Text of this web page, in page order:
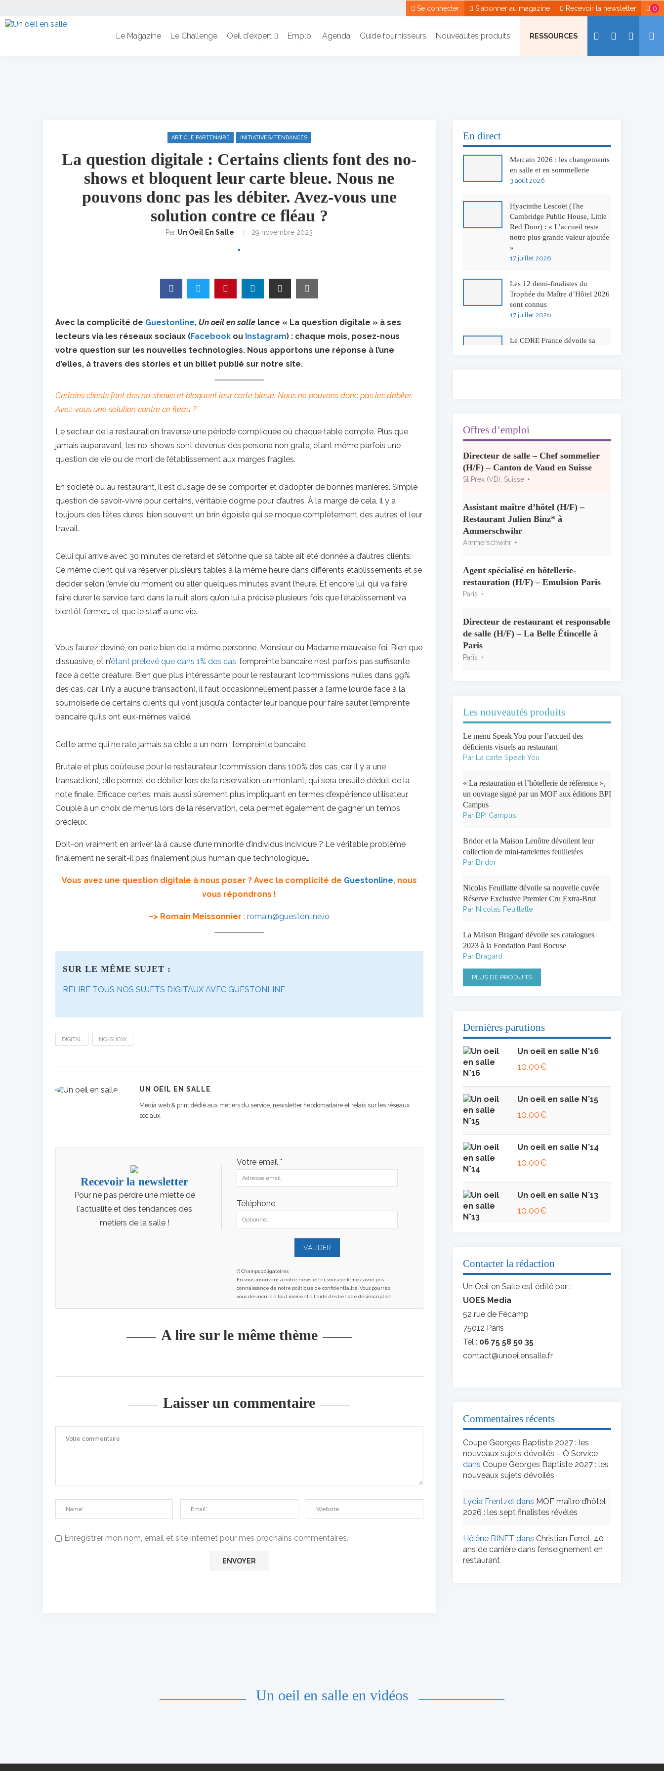
0
Recevoir la newsletter
S'abonner au magazine
Se connecter
Le Magazine Le Challenge Oeil d’expert Emploi Agenda Guide fournisseurs Nouveautés produits RESSOURCES
ARTICLE PARTENAIRE INITIATIVES/TENDANCES
La question digitale : Certains clients font des no-
shows et bloquent leur carte bleue. Nous ne
pouvons donc pas les débiter. Avez-vous une
solution contre ce fléau ?
Par Un Oeil En Salle 29 novembre 2023
Avec la complicité de Guestonline, Un oeil en salle lance « La question digitale » à ses
lecteurs via les réseaux sociaux (Facebook ou Instagram) : chaque mois, posez-nous
votre question sur les nouvelles technologies. Nous apportons une réponse à l’une
d’elles, à travers des stories et un billet publié sur notre site.
Certains clients font des no-shows et bloquent leur carte bleue. Nous ne pouvons donc pas les débiter.
Avez-vous une solution contre ce fléau ?
Le secteur de la restauration traverse une période compliquée où chaque table compte. Plus que
jamais auparavant, les no-shows sont devenus des persona non grata, étant même parfois une
question de vie ou de mort de l’établissement aux marges fragiles.
En société ou au restaurant, il est d’usage de se comporter et d’adopter de bonnes manières. Simple
question de savoir-vivre pour certains, véritable dogme pour d’autres. À la marge de cela, il y a
toujours des têtes dures, bien souvent un brin égoïste qui se moque complètement des autres et leur
travail.
Celui qui arrive avec 30 minutes de retard et s’étonne que sa table ait été donnée à d’autres clients.
Ce même client qui va réserver plusieurs tables à la même heure dans différents établissements et se
décider selon l’envie du moment où aller quelques minutes avant l’heure. Et encore lui, qui va faire
faire durer le service tard dans la nuit alors qu’on lui a précisé plusieurs fois que l’établissement va
bientôt fermer… et que le staff a une vie.
Vous l’aurez deviné, on parle bien de la même personne, Monsieur ou Madame mauvaise foi. Bien que
dissuasive, et n’étant prélevé que dans 1% des cas, l’empreinte bancaire n’est parfois pas suffisante
face à cette créature. Bien que plus intéressante pour le restaurant (commissions nulles dans 99%
des cas, car il n’y a aucune transaction), il faut occasionnellement passer à l’arme lourde face à la
sournoiserie de certains clients qui vont jusqu’à contacter leur banque pour faire sauter l’empreinte
bancaire qu’ils ont eux-mêmes validé.
Cette arme qui ne rate jamais sa cible a un nom : l’empreinte bancaire.
Brutale et plus coûteuse pour le restaurateur (commission dans 100% des cas, car il y a une
transaction), elle permet de débiter lors de la réservation un montant, qui sera ensuite déduit de la
note finale. Efficace certes, mais aussi sûrement plus impliquant en termes d’expérience utilisateur.
Couplé à un choix de menus lors de la réservation, cela permet également de gagner un temps
précieux.
Doit-on vraiment en arriver là à cause d’une minorité d’individus incivique ? Le véritable problème
finalement ne serait-il pas finalement plus humain que technologique…
Vous avez une question digitale à nous poser ? Avec la complicité de Guestonline, nous
vous répondrons !
–> Romain Meissonnier :romain@guestonline.io
SUR LE MÊME SUJET :
RELIRE TOUS NOS SUJETS DIGITAUX AVEC GUESTONLINE
DIGITAL NO-SHOW
UN OEIL EN SALLE
Média web & print dédié aux métiers du service, newsletter hebdomadaire et relais sur les réseaux
sociaux.
Recevoir la newsletter
Pour ne pas perdre une miette de
l'actualité et des tendances des
métiers de la salle !
Votre email *
Téléphone
(*) Champs obligatoires
En vous inscrivant à notre newsletter, vous confirmez avoir pris
connaissance de notre politique de confidentialité. Vous pourrez
vous désincrire à tout moment à l'aide des liens de désinscription
A lire sur le même thème
Laisser un commentaire
Enregistrer mon nom, email et site internet pour mes prochains commentaires.
En direct
Mercato 2026 : les changements
en salle et en sommellerie
3 août 2026
Hyacinthe Lescoët (The
Cambridge Public House, Little
Red Door) : « L’accueil reste
notre plus grande valeur ajoutée
»
17 juillet 2026
Les 12 demi-finalistes du
Trophée du Maître d’Hôtel 2026
sont connus
17 juillet 2026
Le CDRE France dévoile sa
Concours général des métiers
« CSR » 2026 : le palmarès
officiel
10 juillet 2026
la Bourgogne
7 juillet 2026
Georges Blanc
3 juillet 2026
Offres d’emploi
Directeur de salle – Chef sommelier
(H/F) – Canton de Vaud en Suisse
St Prex (VD), Suisse
Assistant maître d’hôtel (H/F) –
Restaurant Julien Binz* à
Ammerschwihr
Ammerschwihr
Agent spécialisé en hôtellerie-
restauration (H/F) – Emulsion Paris
Paris
Directeur de restaurant et responsable
de salle (H/F) – La Belle Étincelle à
Paris
Paris
Les nouveautés produits
Le menu Speak You pour l’accueil des
déficients visuels au restaurant
Par La carte Speak You
« La restauration et l’hôtellerie de référence »,
un ouvrage signé par un MOF aux éditions BPI
Campus
Par BPI Campus
Bridor et la Maison Lenôtre dévoilent leur
collection de mini-tartelettes feuilletées
Par Bridor
Nicolas Feuillatte dévoile sa nouvelle cuvée
Réserve Exclusive Premier Cru Extra-Brut
Par Nicolas Feuillatte
La Maison Bragard dévoile ses catalogues
2023 à la Fondation Paul Bocuse
Par Bragard
PLUS DE PRODUITS
Dernières parutions
Un oeil en salle N°16
10,00€
Un oeil en salle N°15
10,00€
Un oeil en salle N°14
10,00€
Un oeil en salle N°13
10,00€
Contacter la rédaction
Un Oeil en Salle est édité par :
UOES Media
52 rue de Fécamp
75012 Paris
Tél : 06 75 58 50 35
contact@unoeilensalle.fr
Commentaires récents
Coupe Georges Baptiste 2027 : les
nouveaux sujets dévoilés – Ô Service
dans Coupe Georges Baptiste 2027 : les
nouveaux sujets dévoilés
Lydia Frentzel dans MOF maître d’hôtel
2026 : les sept finalistes révélés
Hélène BINET dans Christian Ferret, 40
ans de carrière dans l’enseignement en
restaurant
Un oeil en salle en vidéos